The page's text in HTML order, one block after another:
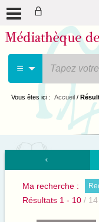
Vous êtes ici : Accueil /
Ma recherche :
Résultats 1 - 10 / 14